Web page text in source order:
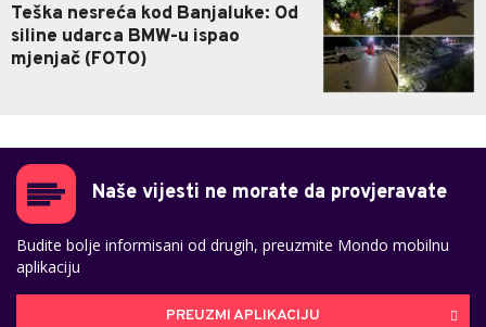
Teška nesreća kod Banjaluke: Od
siline udarca BMW-u ispao
mjenjač (FOTO)
Naše vijesti ne morate da provjeravate
Budite bolje informisani od drugih, preuzmite Mondo mobilnu
aplikaciju
PREUZMI APLIKACIJU